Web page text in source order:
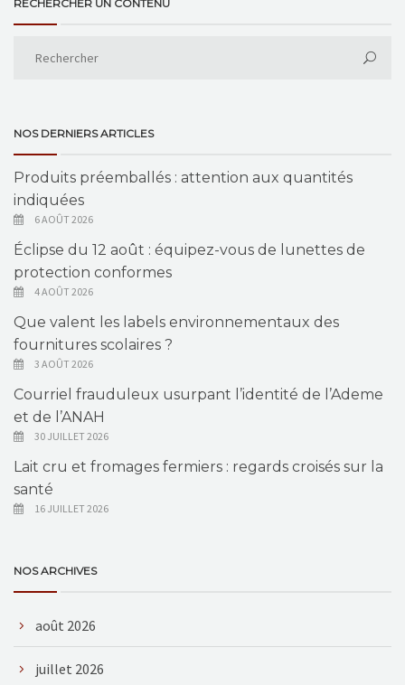
RECHERCHER UN CONTENU
NOS DERNIERS ARTICLES
Produits préemballés : attention aux quantités
indiquées
6 AOÛT 2026
Éclipse du 12 août : équipez-vous de lunettes de
protection conformes
4 AOÛT 2026
Que valent les labels environnementaux des
fournitures scolaires ?
3 AOÛT 2026
Courriel frauduleux usurpant l’identité de l’Ademe
et de l’ANAH
30 JUILLET 2026
Lait cru et fromages fermiers : regards croisés sur la
santé
16 JUILLET 2026
NOS ARCHIVES
août 2026
juillet 2026